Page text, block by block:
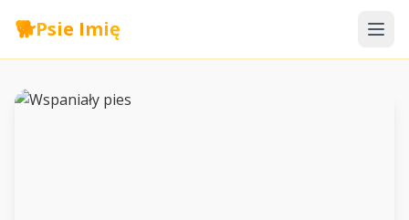
🐕Psie Imię